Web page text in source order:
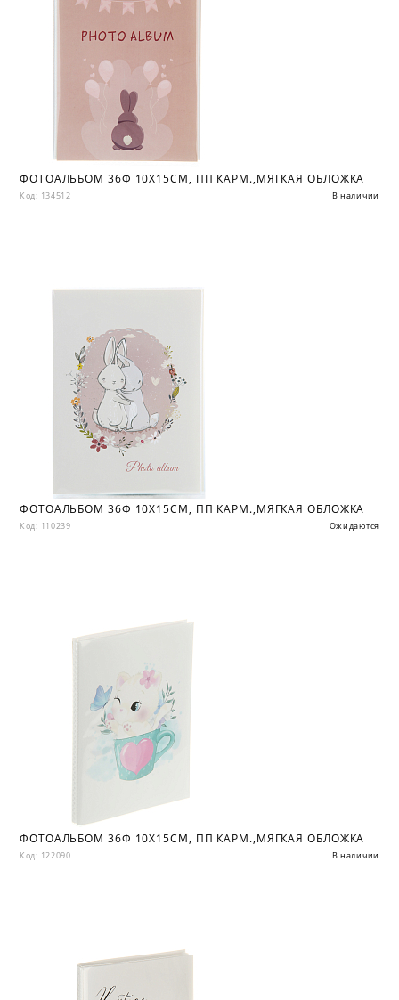
ФОТОАЛЬБОМ 36Ф 10X15СМ, ПП КАРМ.,МЯГКАЯ ОБЛОЖКА
Код: 134512 В наличии
ФОТОАЛЬБОМ 36Ф 10X15СМ, ПП КАРМ.,МЯГКАЯ ОБЛОЖКА
Код: 110239 Ожидаются
ФОТОАЛЬБОМ 36Ф 10X15СМ, ПП КАРМ.,МЯГКАЯ ОБЛОЖКА
Код: 122090 В наличии